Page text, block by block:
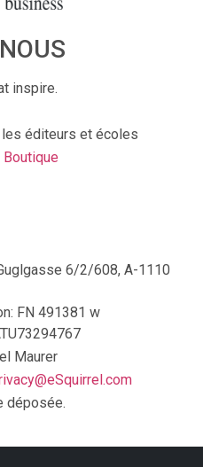
inspire.
les éditeurs et écoles
Boutique
6/2/608, A-1110
FN 491381 w
Maurer
déposée.